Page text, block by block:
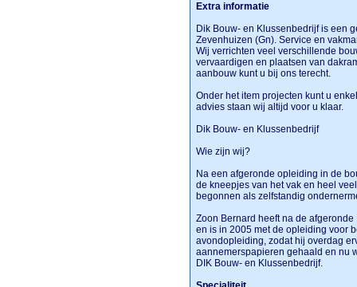
Extra informatie
Dik Bouw- en Klussenbedrijf is een
Zevenhuizen (Gn). Service en
Wij verrichten veel verschillende
vervaardigen en plaatsen van
aanbouw kunt u bij ons terecht.
Onder het item projecten kunt u
advies staan wij altijd voor u klaar.
Dik Bouw- en Klussenbedrijf
Wie zijn wij?
Na een afgeronde opleiding in de
de kneepjes van het vak en heel
begonnen als zelfstandig
Zoon Bernard heeft na de
en is in 2005 met de opleiding voor
avondopleiding, zodat hij overdag
aannemerspapieren gehaald en nu
DIK Bouw- en Klussenbedrijf.